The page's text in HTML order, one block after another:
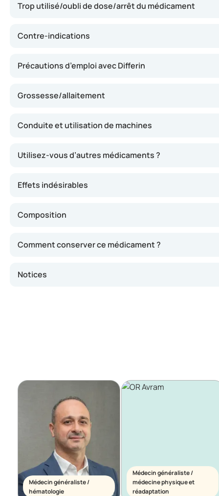
Trop utilisé/oubli de dose/arrêt du médicament
Contre-indications
Précautions d’emploi avec Differin
Grossesse/allaitement
Conduite et utilisation de machines
Utilisez-vous d’autres médicaments ?
Effets indésirables
Composition
Comment conserver ce médicament ?
Notices
Médecin généraliste /
hématologie
Médecin généraliste /
médecine physique et
réadaptation